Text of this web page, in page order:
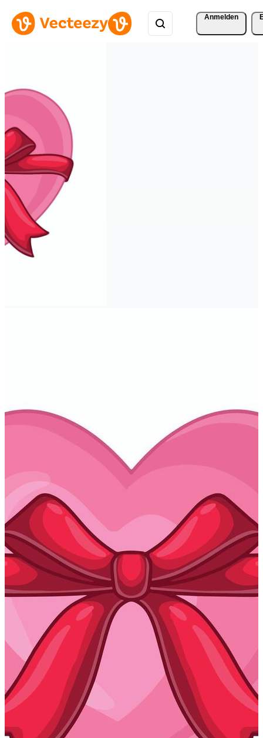
Anmelden